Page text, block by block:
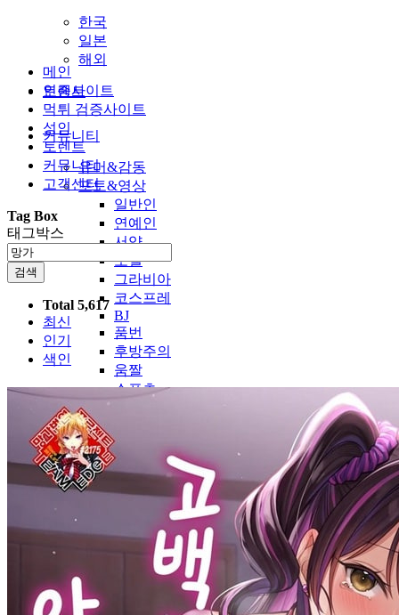
한국
일본
해외
토렌트
커뮤니티
유머&감동
포토&영상
일반인
연예인
서양
모델
그라비아
코스프레
BJ
품번
후방주의
움짤
스포츠
야썰
고객센터
공지&이벤트
메인
인증사이트
먹튀 검증사이트
성인
토렌트
커뮤니티
고객센터
Tag Box
태그박스
검색
Total 5,617
최신
인기
색인